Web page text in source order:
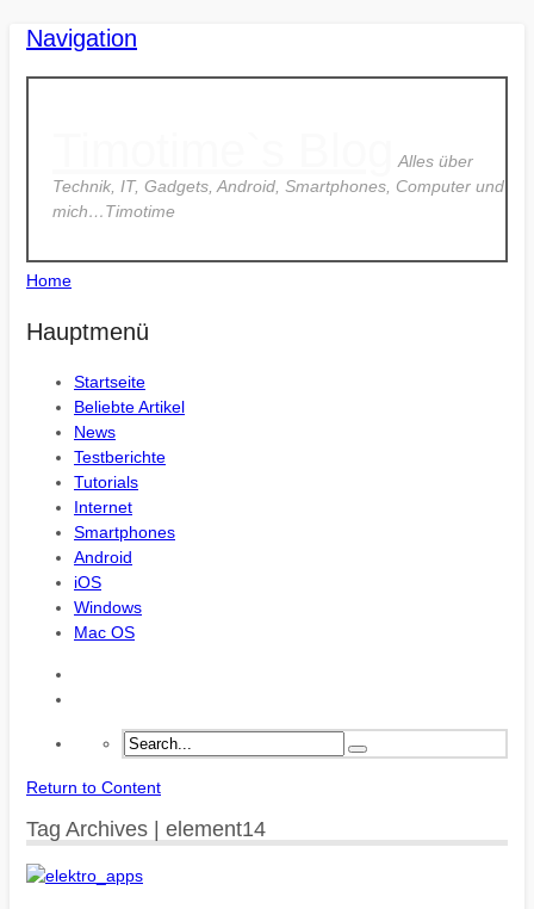
Navigation
Alles über
Technik, IT, Gadgets, Android, Smartphones, Computer und
mich…Timotime
Home
Hauptmenü
Startseite
Beliebte Artikel
News
Testberichte
Tutorials
Internet
Smartphones
Android
iOS
Windows
Mac OS
Return to Content
Tag Archives | element14